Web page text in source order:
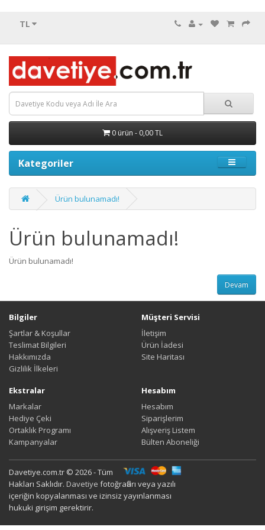
TL
0 ürün - 0,00 TL
Kategoriler
Ürün bulunamadı!
Ürün bulunamadı!
Ürün bulunamadı!
Devam
Bilgiler
Şartlar & Koşullar
Teslimat Bilgileri
Hakkımızda
Gizlilik İlkeleri
Müşteri Servisi
İletişim
Ürün İadesi
Site Haritası
Ekstralar
Markalar
Hediye Çeki
Ortaklık Programı
Kampanyalar
Hesabım
Hesabım
Siparişlerim
Alışveriş Listem
Bülten Aboneliği
Davetiye.com.tr © 2026 - Tüm
Hakları Saklıdır. Davetiye fotoğrafları veya yazılı
içeriğin kopyalanması ve izinsiz yayınlanması
hukuki girişim gerektirir.